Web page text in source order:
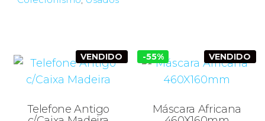
VENDIDO
Telefone Antigo
-55% VENDIDO
Máscara Africana